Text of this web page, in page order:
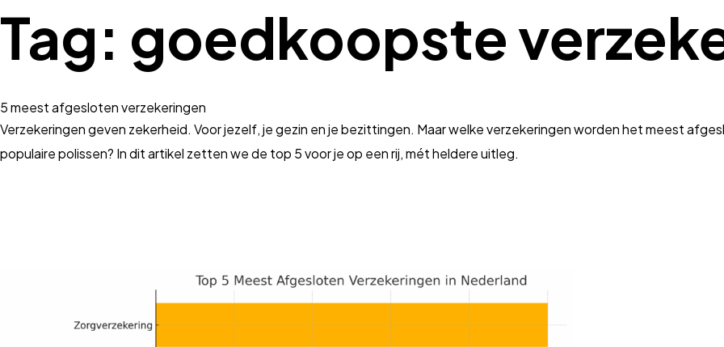
Tag: goedkoopste
5 meest afgesloten verzekeringen
Verzekeringen geven zekerheid. Voor jezelf, je gezin en je bezittingen. Maar welke verzekeringen worden het meest
populaire polissen? In dit artikel zetten we de top 5 voor je op een rij, mét heldere uitleg.